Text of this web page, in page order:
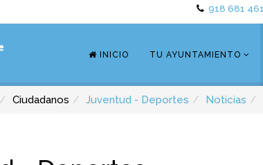
918 681 461
INICIO TU AYUNTAMIENTO
Ciudadanos Juventud - Deportes Noticias